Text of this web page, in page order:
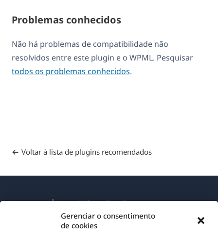
Gerenciar o consentimento
de cookies
Problemas conhecidos
Não há problemas de compatibilidade não
resolvidos entre este plugin e o WPML. Pesquisar
todos os problemas conhecidos.
Voltar à lista de plugins recomendados